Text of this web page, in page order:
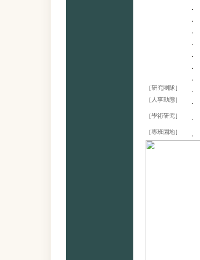
．
．
．
．
．
．
．
［研究團隊］
．
［人事動態］
．
［學術研究］ ．
［專班園地］
．